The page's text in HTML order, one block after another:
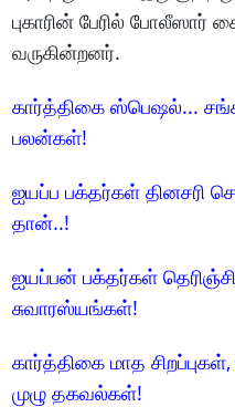
புகாரின் பேரில் போலீஸார்
வருகின்றனர்.
கார்த்திகை ஸ்பெஷல்...
பலன்கள்!
ஐயப்ப பக்தர்கள் தினசரி
தான்..!
ஐயப்பன் பக்தர்கள்
சுவாரஸ்யங்கள்!
கார்த்திகை மாத
முழு தகவல்கள்!